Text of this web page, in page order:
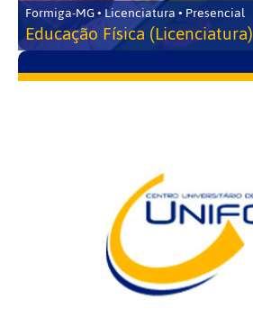
Formiga-MG • Licenciatura • Presencial
Educação Física (Licenciatura)